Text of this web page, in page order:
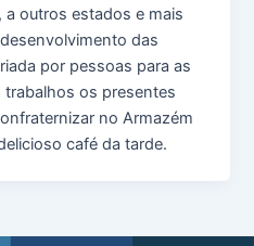
outros estados e mais
das
por pessoas para as
trabalhos os presentes
no Armazém
café da tarde.